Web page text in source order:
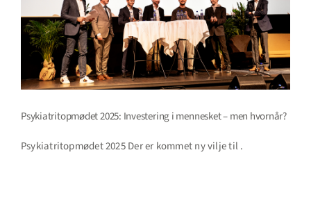
Psykiatritopmødet 2025: Investering i mennesket – men hvornår?
Psykiatritopmødet 2025 Der er kommet ny vilje til .